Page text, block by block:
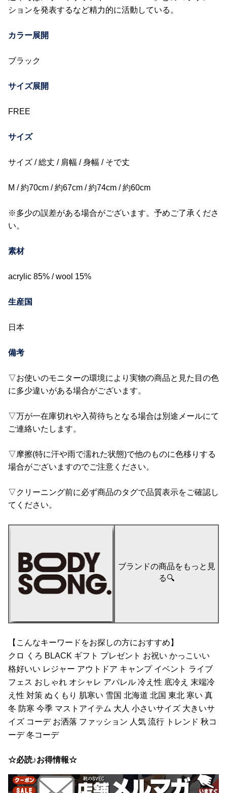
ションを発表するなど精力的に活動している。
カラー展開
ブラック
サイズ展開
FREE
サイズ
サイズ / 総丈 / 肩幅 / 身幅 / そで丈
M / 約70cm / 約67cm / 約74cm / 約60cm
※多少の誤差がある場合がございます。予めご了承くださ
い。
素材
acrylic 85% / wool 15%
生産国
日本
備考
▽お使いのモニターの環境により実物の商品と見た目の色
に多少違いがある場合がございます。
▽万が一在庫切れや入荷待ちとなる場合は別途メールにて
ご連絡いたします。
▽摩擦(特に汗や雨で濡れた状態)で他のものに色移りする
場合がございますのでご注意ください。
▽クリーニング前に必ず商品のタグで品質表示をご確認し
てください。
ブランドの商品をもっと見
る🔍
【こんなキーワードをお探しの方におすすめ】
クロ くろ BLACK ギフト プレゼント お祝い かっこいい
格好いい レジャー アウトドア キャンプ イベント ライブ
フェス おしゃれ オシャレ アパレル 冷え性 底冷え 末端冷
え性 対策 ぬくもり 肌寒い 雪国 北海道 北国 東北 寒い 真
冬 防寒 今季 マストアイテム 大人 小さいサイズ 大きいサ
イズ コーデ お洒落 ファッション 人気 流行 トレンド 秋コ
ーデ 冬コーデ
☆必読♪お得情報☆